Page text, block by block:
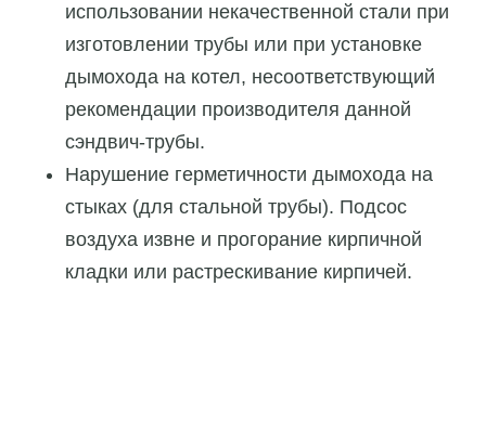
использовании некачественной стали при
изготовлении трубы или при установке
дымохода на котел, несоответствующий
рекомендации производителя данной
сэндвич-трубы.
Нарушение герметичности дымохода на
стыках (для стальной трубы). Подсос
воздуха извне и прогорание кирпичной
кладки или растрескивание кирпичей.